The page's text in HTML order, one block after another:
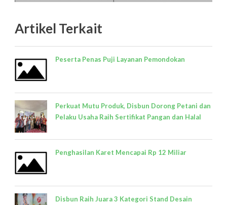
Artikel Terkait
Peserta Penas Puji Layanan Pemondokan
Perkuat Mutu Produk, Disbun Dorong Petani dan
Pelaku Usaha Raih Sertifikat Pangan dan Halal
Penghasilan Karet Mencapai Rp 12 Miliar
Disbun Raih Juara 3 Kategori Stand Desain